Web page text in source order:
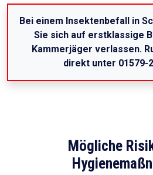
Bei einem Insektenbefall in
Sie sich auf erstklassige
Kammerjäger verlassen.
direkt unter 01579-
Mögliche